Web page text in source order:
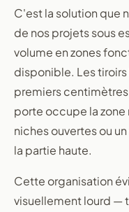
C'est la solution que
de nos projets sous
volume en zones
disponible. Les
premiers centimètres
porte occupe la zone
niches ouvertes ou
la partie haute.
Cette organisation
visuellement lourd —